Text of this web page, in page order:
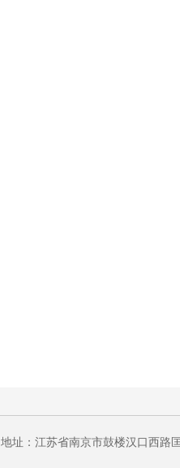
地址： 江苏省南京市鼓楼汉口西路